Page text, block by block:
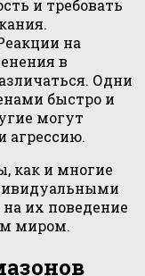
и требовать
на
в
Одни
быстро и
могут
агрессию.
как и многие
их поведение
миром.